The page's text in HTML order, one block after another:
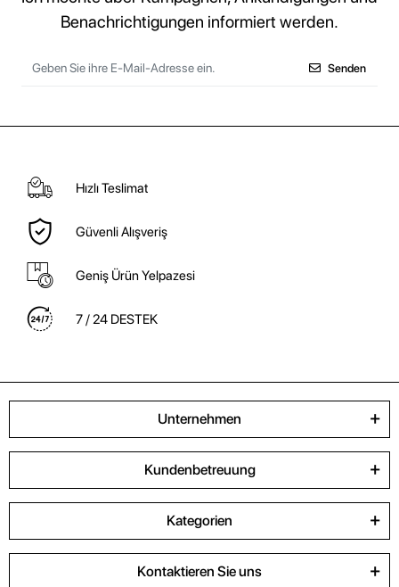
Benachrichtigungen informiert werden.
Senden
Hızlı Teslimat
Güvenli Alışveriş
Geniş Ürün Yelpazesi
7 / 24 DESTEK
Unternehmen
Kundenbetreuung
Kategorien
Kontaktieren Sie uns